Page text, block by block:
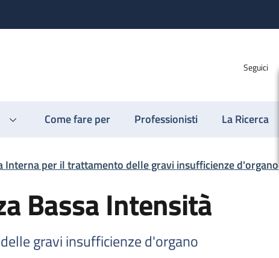
Seguici
Come fare per Professionisti La Ricerca
Interna per il trattamento delle gravi insufficienze d'organo
Bassa Intensità
gravi insufficienze d'organo